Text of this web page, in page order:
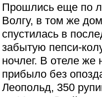
Прошлись еще по
Волгу, в том же
спустилась в
забытую пепси-
ночлег. В отеле же
прибыло без
Леопольд, 350